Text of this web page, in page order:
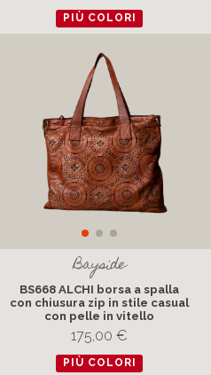
PIÙ COLORI
Bayside
BS668 ALCHI borsa a spalla
con chiusura zip in stile casual
con pelle in vitello
175,00 €
PIÙ COLORI